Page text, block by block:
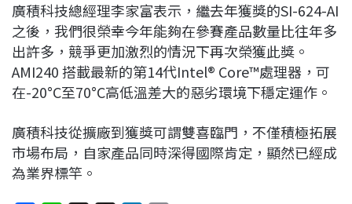
廣積科技總經理李家富表示，繼去年獲獎的SI-624-AI
之後，我們很榮幸今年能夠在參賽產品數量比往年多
出許多，競爭更加激烈的情況下再次榮獲此獎。
AMI240 搭載最新的第14代Intel® Core™處理器，可
在-20°C至70°C高低溫差大的惡劣環境下穩定運作。
廣積科技從擴廠到獲獎可謂雙喜臨門，不僅積極拓展
市場布局，自家產品同時深得國際肯定，顯然已經成
為業界標竿。